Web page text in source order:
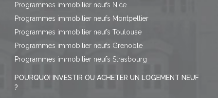
Programmes immobilier neufs Nice
Programmes immobilier neufs Montpellier
Programmes immobilier neufs Toulouse
Programmes immobilier neufs Grenoble
Programmes immobilier neufs Strasbourg
POURQUOI INVESTIR OU ACHETER UN LOGEMENT NEUF
?